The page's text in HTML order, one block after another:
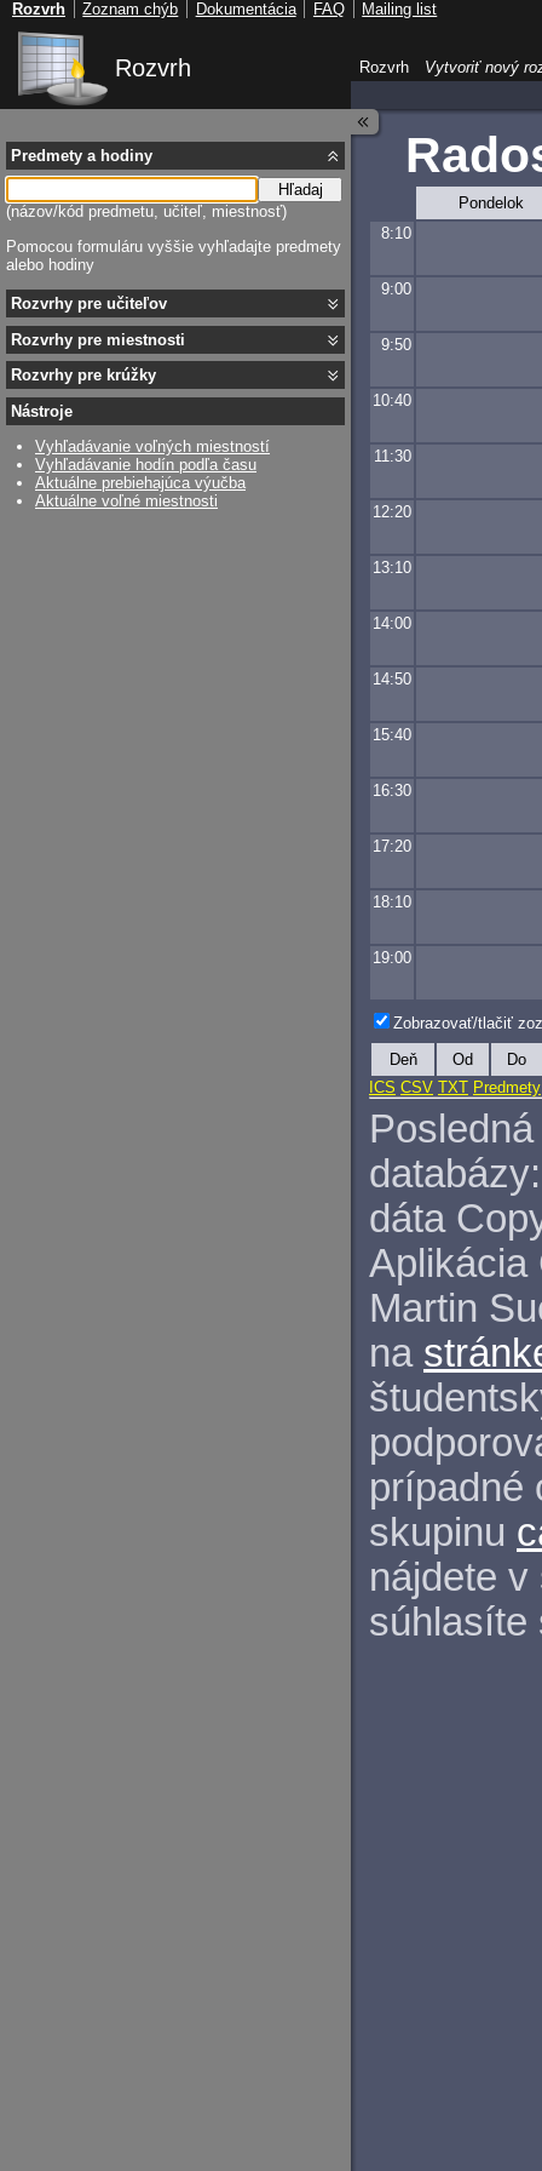
Rozvrh
Pondelok
8:10
9:00
9:50
10:40
11:30
12:20
13:10
14:00
14:50
15:40
16:30
17:20
18:10
19:00
Zobrazovať/tlačiť
Deň Od
Do
ICS CSV TXT Predmety
databázy:
dáta
Aplikácia
Martin
na
prípadné
skupinu
nájdete
Predmety a hodiny
Hľadaj
(názov/kód predmetu, učiteľ, miestnosť)
Pomocou formuláru vyššie vyhľadajte predmety
alebo hodiny
Rozvrhy pre učiteľov
Rozvrhy pre miestnosti
Rozvrhy pre krúžky
Nástroje
Vyhľadávanie voľných miestností
Vyhľadávanie hodín podľa času
Aktuálne prebiehajúca výučba
Aktuálne voľné miestnosti
Rozvrh Vytvoriť nový
Rozvrh Zoznam chýb Dokumentácia FAQ Mailing list